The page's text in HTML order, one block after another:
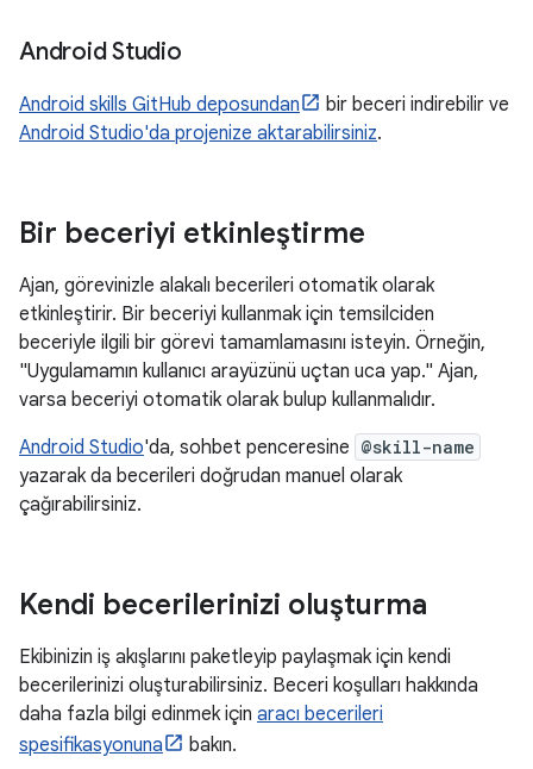
Android Studio
Android skills GitHub deposundan
bir beceri indirebilir ve
Android Studio'da projenize aktarabilirsiniz.
Bir beceriyi etkinleştirme
Ajan, görevinizle alakalı becerileri otomatik olarak
etkinleştirir. Bir beceriyi kullanmak için temsilciden
beceriyle ilgili bir görevi tamamlamasını isteyin. Örneğin,
"Uygulamamın kullanıcı arayüzünü uçtan uca yap." Ajan,
varsa beceriyi otomatik olarak bulup kullanmalıdır.
Android Studio'da, sohbet penceresine @skill-name
yazarak da becerileri doğrudan manuel olarak
çağırabilirsiniz.
Kendi becerilerinizi oluşturma
Ekibinizin iş akışlarını paketleyip paylaşmak için kendi
becerilerinizi oluşturabilirsiniz. Beceri koşulları hakkında
daha fazla bilgi edinmek için aracı becerileri
spesifikasyonuna
bakın.